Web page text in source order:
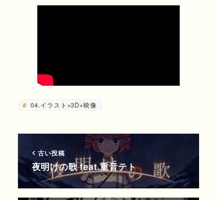
04.イラスト+3D+映像
古い投稿
夜明けの歌 feat.重音テト